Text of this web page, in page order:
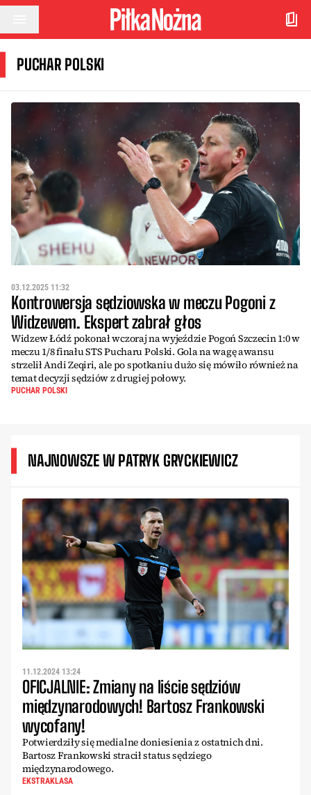
Przejdź do treści
PUCHAR POLSKI
03.12.2025 11:32
Kontrowersja sędziowska w meczu Pogoni z
Widzewem. Ekspert zabrał głos
Widzew Łódź pokonał wczoraj na wyjeździe Pogoń Szczecin 1:0 w
meczu 1/8 finału STS Pucharu Polski. Gola na wagę awansu
strzelił Andi Zeqiri, ale po spotkaniu dużo się mówiło również na
temat decyzji sędziów z drugiej połowy.
PUCHAR POLSKI
NAJNOWSZE W PATRYK GRYCKIEWICZ
11.12.2024 13:24
OFICJALNIE: Zmiany na liście sędziów
międzynarodowych! Bartosz Frankowski
wycofany!
Potwierdziły się medialne doniesienia z ostatnich dni.
Bartosz Frankowski stracił status sędziego
międzynarodowego.
EKSTRAKLASA